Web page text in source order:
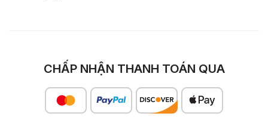
CHẤP NHẬN THANH TOÁN QUA